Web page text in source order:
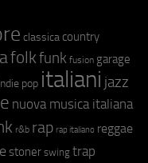
classica country
folkfunk fusion garage
pop italiani jazz
nuova musica italiana
r&b rap rap italiano reggae
stoner swing trap